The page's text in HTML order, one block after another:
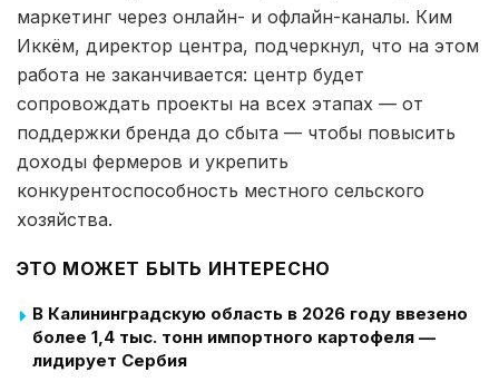
маркетинг через онлайн- и офлайн-каналы. Ким
Иккём, директор центра, подчеркнул, что на этом
работа не заканчивается: центр будет
сопровождать проекты на всех этапах — от
поддержки бренда до сбыта — чтобы повысить
доходы фермеров и укрепить
конкурентоспособность местного сельского
хозяйства.
ЭТО МОЖЕТ БЫТЬ ИНТЕРЕСНО
В Калининградскую область в 2026 году ввезено
более 1,4 тыс. тонн импортного картофеля —
лидирует Сербия